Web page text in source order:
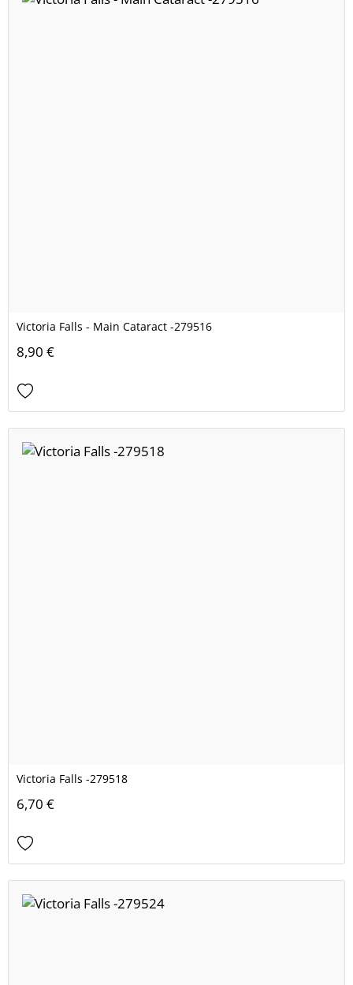
Victoria Falls - Main Cataract -279516
8,90 €
Victoria Falls -279518
6,70 €